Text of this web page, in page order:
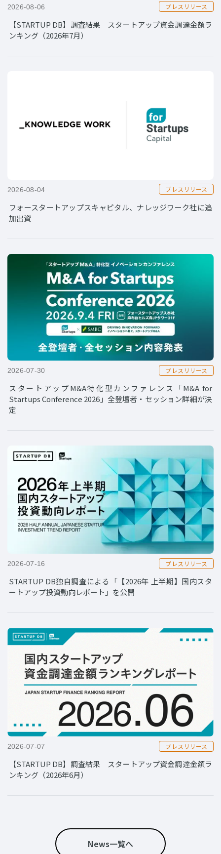
2026-08-06 プレスリリース
【STARTUP DB】調査結果 スタートアップ資金調達金額ラ
ンキング（2026年7月）
2026-08-04 プレスリリース
フォースタートアップスキャピタル、ナレッジワーク社に追
加出資
2026-07-30 プレスリリース
スタートアップM&A特化型カンファレンス「M&A for
Startups Conference 2026」全登壇者・セッション詳細が決
定
2026-07-16 プレスリリース
STARTUP DB独自調査による「【2026年 上半期】国内スタ
ートアップ投資動向レポート」を公開
2026-07-07 プレスリリース
【STARTUP DB】調査結果 スタートアップ資金調達金額ラ
ンキング（2026年6月）
News一覧へ